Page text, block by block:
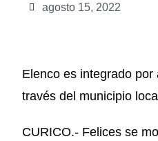
agosto 15, 2022
Elenco es integrado
través del municipio
CURICO.- Felices se